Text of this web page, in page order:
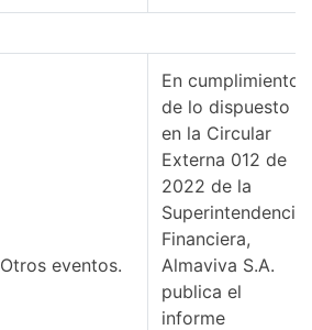
Otros eventos.
En cumplimiento
de lo dispuesto
en la Circular
Externa 012 de
2022 de la
Superintendencia
Financiera,
Almaviva S.A.
publica el
informe